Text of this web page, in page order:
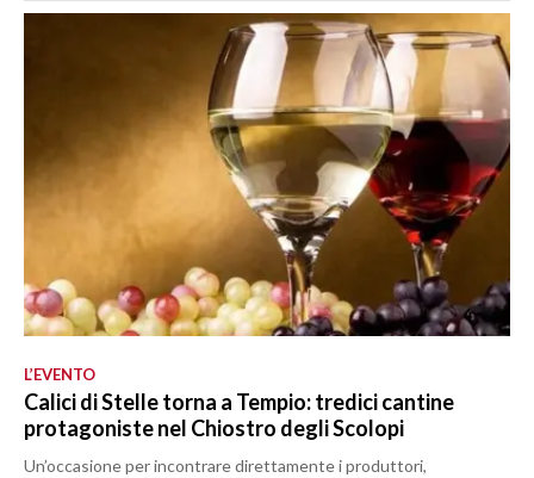
L’EVENTO
Calici di Stelle torna a Tempio: tredici cantine
protagoniste nel Chiostro degli Scolopi
Un’occasione per incontrare direttamente i produttori,